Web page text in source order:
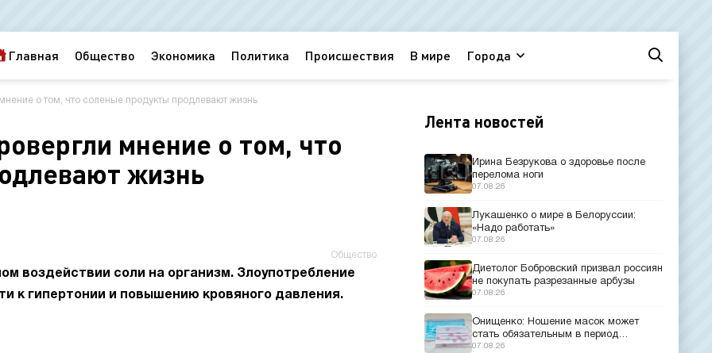
Главная Общество Экономика Политика Происшествия В мире Города
о том, что соленые продукты продлевают жизнь
мнение о том, что
жизнь
Общество
воздействии соли на организм. Злоупотребление
к гипертонии и повышению кровяного давления.
Лента новостей
Ирина Безрукова о здоровье после
перелома ноги
07.08.26
Лукашенко о мире в Белоруссии:
«Надо работать»
07.08.26
Диетолог Бобровский призвал россиян
не покупать разрезанные арбузы
07.08.26
Онищенко: Ношение масок может
стать обязательным в период
эпидемий
07.08.26